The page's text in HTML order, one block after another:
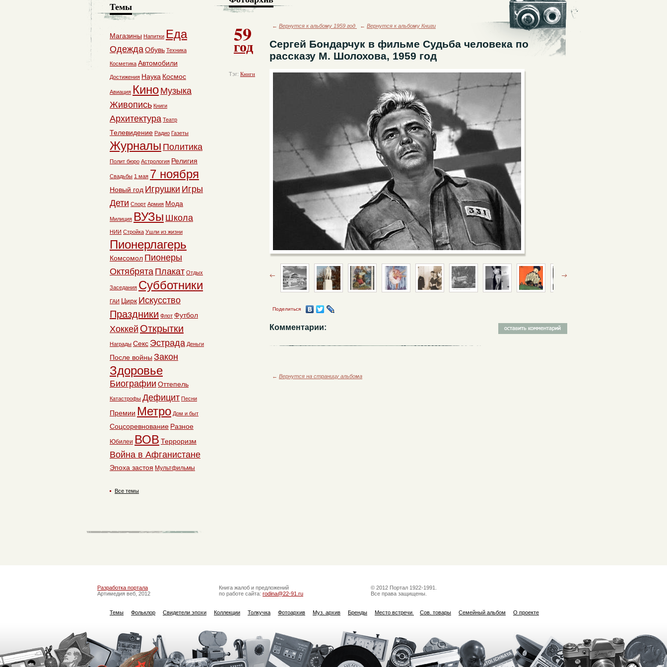
59
год
Тэг: Книги
← Вернутся к альбому 1959 год ← Вернутся к альбому Книги
Сергей Бондарчук в фильме Судьба человека по
рассказу М. Шолохова, 1959 год
Поделиться
Комментарии:
← Вернутся на страницу альбома
Темы
Магазины Напитки Еда
ОдеждаОбувь Техника
Косметика Автомобили
Достижения Наука Космос
Авиация Кино Музыка
Живопись Книги
Архитектура Театр
Телевидение Радио Газеты
Журналы Политика
Полит бюро Астрология Религия
Свадьбы 1 мая 7 ноября
Новый год Игрушки Игры
Дети Спорт Армия Мода
Милиция ВУЗы Школа
НИИ Стройка Ушли из жизни
Пионерлагерь
Комсомол Пионеры
Октябрята Плакат Отдых
Заседания Субботники
ГАИ Цирк Искусство
Праздники Флот Футбол
Хоккей Открытки
Награды Секс Эстрада Деньги
После войны Закон
Здоровье
Биографии Оттепель
Катастрофы Дефицит Песни
Премии Метро Дом и быт
Соцсоревнование Разное
Юбилеи ВОВ Терроризм
Война в Афганистане
Эпоха застоя Мультфильмы
Все темы
Разработка портала
Артимедия веб, 2012
Книга жалоб и предложений
по работе сайта: rodina@22-91.ru
© 2012 Портал 1922-1991.
Все права защищены.
Темы Фольклор Свидетели эпохи Коллекции Толкучка Фотоархив Муз. архив Бренды Место встречи Сов. товары Семейный альбом О проекте